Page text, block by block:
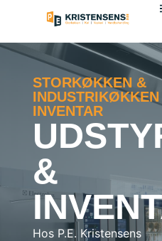
STORKØKKEN &
INDUSTRIKØKKEN
INVENTAR
&
Hos P.E. Kristensens